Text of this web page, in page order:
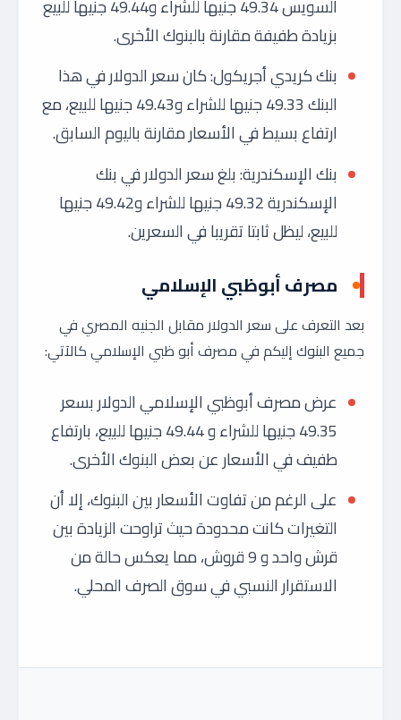
السويس 49.34 جنيها للشراء و49.44 جنيها للبيع
بزيادة طفيفة مقارنة بالبنوك الأخرى.
بنك كريدي أجريكول: كان سعر الدولار في هذا
البنك 49.33 جنيها للشراء و49.43 جنيها للبيع، مع
ارتفاع بسيط في الأسعار مقارنة باليوم السابق.
بنك الإسكندرية: بلغ سعر الدولار في بنك
الإسكندرية 49.32 جنيها للشراء و49.42 جنيها
للبيع، ليظل ثابتا تقريبا في السعرين.
مصرف أبوظبي الإسلامي
بعد التعرف على سعر الدولار مقابل الجنيه المصري في
جميع البنوك إليكم في مصرف أبو ظبي الإسلامي كالآتي:
عرض مصرف أبوظبي الإسلامي الدولار بسعر
49.35 جنيها للشراء و 49.44 جنيها للبيع، بارتفاع
طفيف في الأسعار عن بعض البنوك الأخرى.
على الرغم من تفاوت الأسعار بين البنوك، إلا أن
التغيرات كانت محدودة حيث تراوحت الزيادة بين
قرش واحد و 9 قروش، مما يعكس حالة من
الاستقرار النسبي في سوق الصرف المحلي.